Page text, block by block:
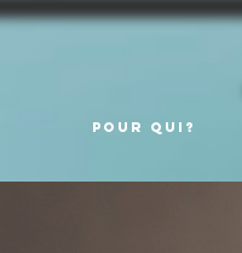
pour qui?